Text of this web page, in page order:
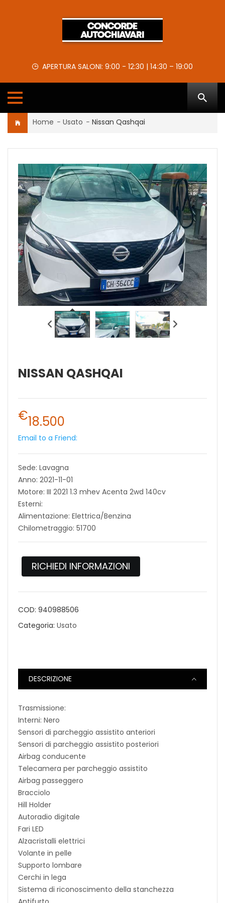
APERTURA SALONI: 9:00 - 12:30 | 14:30 – 19:00
Home - Usato - Nissan Qashqai
NISSAN QASHQAI
€18.500
Email to a Friend:
Sede: Lavagna
Anno: 2021-11-01
Motore: III 2021 1.3 mhev Acenta 2wd 140cv
Esterni:
Alimentazione: Elettrica/Benzina
Chilometraggio: 51700
RICHIEDI INFORMAZIONI
COD: 940988506
Categoria: Usato
DESCRIZIONE
Trasmissione:
Interni: Nero
Sensori di parcheggio assistito anteriori
Sensori di parcheggio assistito posteriori
Airbag conducente
Telecamera per parcheggio assistito
Airbag passeggero
Bracciolo
Hill Holder
Autoradio digitale
Fari LED
Alzacristalli elettrici
Volante in pelle
Supporto lombare
Cerchi in lega
Sistema di riconoscimento della stanchezza